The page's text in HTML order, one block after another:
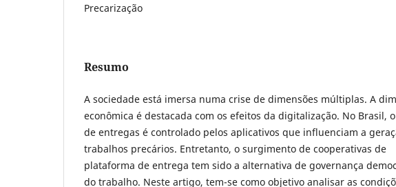
Precarização
Resumo
A sociedade está imersa numa crise de dimensões múltiplas. A
econômica é destacada com os efeitos da digitalização. No Brasil,
de entregas é controlado pelos aplicativos que influenciam a
trabalhos precários. Entretanto, o surgimento de cooperativas de
plataforma de entrega tem sido a alternativa de governança
do trabalho. Neste artigo, tem-se como objetivo analisar as